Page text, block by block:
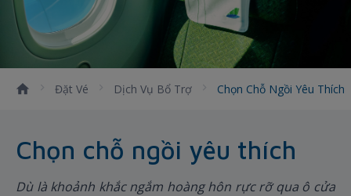
Đặt Vé Dịch Vụ Bổ Trợ Chọn Chỗ Ngồi Yêu Thích
Chọn chỗ ngồi yêu thích
Dù là khoảnh khắc ngắm hoàng hôn rực rỡ qua ô cửa